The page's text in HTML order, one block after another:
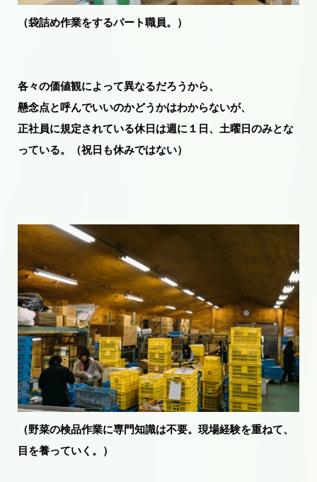
（袋詰め作業をするパート職員。）
各々の価値観によって異なるだろうから、
懸念点と呼んでいいのかどうかはわからないが、
正社員に規定されている休日は週に１日、土曜日のみとな
っている。（祝日も休みではない）
（野菜の検品作業に専門知識は不要。現場経験を重ねて、
目を養っていく。）